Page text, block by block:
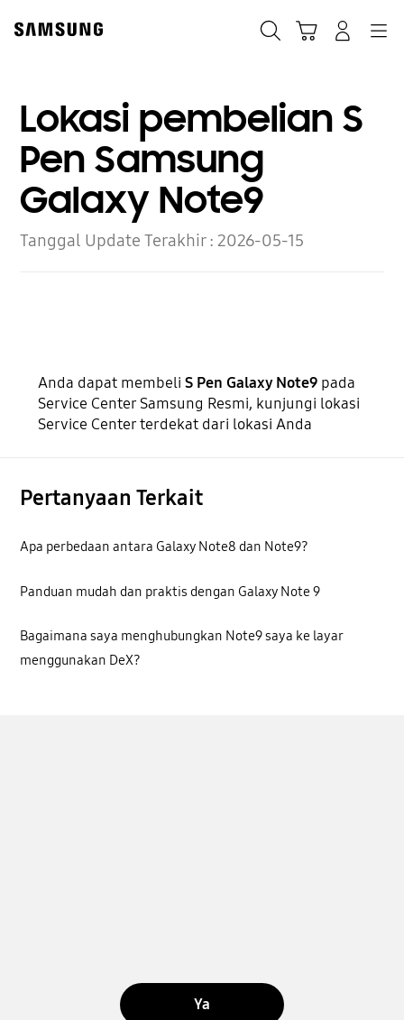
content
Lokasi pembelian S
Pen Samsung
Galaxy Note9
Tanggal Update Terakhir :2026-05-15
Anda dapat membeliS Pen Galaxy Note9 pada
Service Center Samsung Resmi, kunjungi lokasi
Service Center terdekat dari lokasi Anda
Pertanyaan Terkait
Apa perbedaan antara Galaxy Note8 dan Note9?
Panduan mudah dan praktis dengan Galaxy Note 9
Bagaimana saya menghubungkan Note9 saya ke layar
menggunakan DeX?
Ya